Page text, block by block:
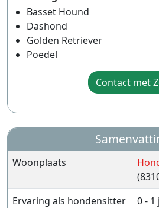
Basset Hound
Dashond
Golden Retriever
Poedel
Contact met
Woonplaats
Ervaring als hondensitter
0 - 1